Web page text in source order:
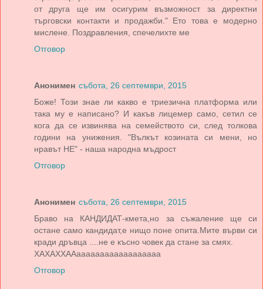
от друга ще им осигурим възможност за директни
търговски контакти и продажби." Ето това е модерно
мислене. Поздравления, спечелихте ме
Отговор
Анонимен събота, 26 септември, 2015
Боже! Този знае ли какво е триезична платформа или
така му е написано? И какъв лицемер само, сетил се
кога да се извинява на семейството си, след толкова
години на унижения. "Вълкът козината си мени, но
нравът НЕ" - наша народна мъдрост
Отговор
Анонимен събота, 26 септември, 2015
Браво на КАНДИДАТ-кмета,но за съжаление ще си
остане само кандидат,е нищо поне опита.Мите върви си
кради дръвца ....не е късно човек да стане за смях.
ХАХАХХААаааааааааааааааааа
Отговор